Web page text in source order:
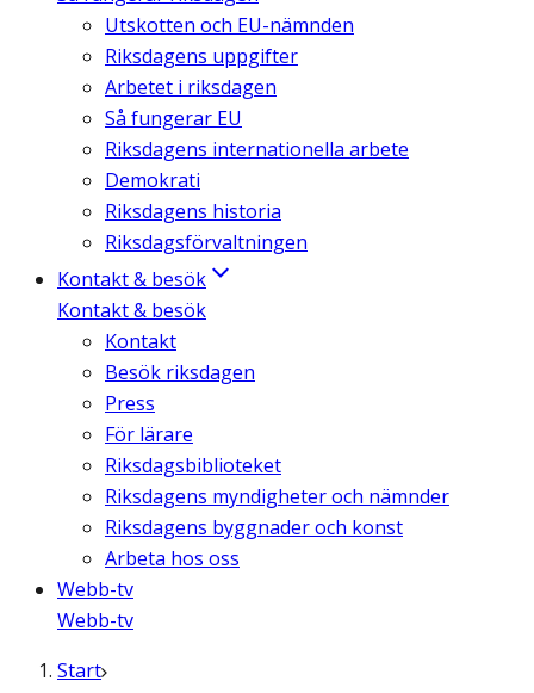
Utskotten och EU-nämnden
Riksdagens uppgifter
Arbetet i riksdagen
Så fungerar EU
Riksdagens internationella arbete
Demokrati
Riksdagens historia
Riksdagsförvaltningen
Kontakt & besök
Kontakt & besök
Kontakt
Besök riksdagen
Press
För lärare
Riksdagsbiblioteket
Riksdagens myndigheter och nämnder
Riksdagens byggnader och konst
Arbeta hos oss
Webb-tv
Webb-tv
Start